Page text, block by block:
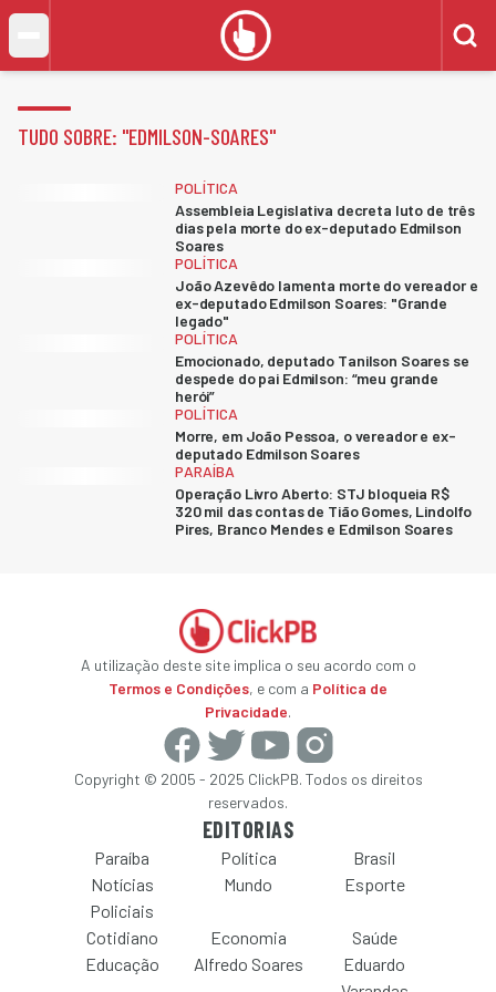
TUDO SOBRE: "EDMILSON-SOARES"
POLÍTICA
Assembleia Legislativa decreta luto de três
dias pela morte do ex-deputado Edmilson
Soares
POLÍTICA
João Azevêdo lamenta morte do vereador e
ex-deputado Edmilson Soares: "Grande
legado"
POLÍTICA
Emocionado, deputado Tanilson Soares se
despede do pai Edmilson: “meu grande
herói”
POLÍTICA
Morre, em João Pessoa, o vereador e ex-
deputado Edmilson Soares
PARAÍBA
Operação Livro Aberto: STJ bloqueia R$
320 mil das contas de Tião Gomes, Lindolfo
Pires, Branco Mendes e Edmilson Soares
A utilização deste site implica o seu acordo com o
Termos e Condições, e com a Política de
Privacidade.
Copyright © 2005 - 2025 ClickPB. Todos os direitos
reservados.
EDITORIAS
Paraíba Política
Brasil
Notícias
Policiais
Mundo Esporte
Cotidiano Economia
Saúde
Educação
Alfredo Soares
Eduardo